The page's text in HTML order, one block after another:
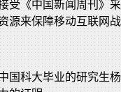
受《中国新闻周刊》
源来保障移动互联网
国科大毕业的研究生